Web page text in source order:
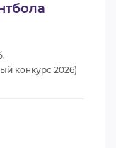
конкурс 2026)